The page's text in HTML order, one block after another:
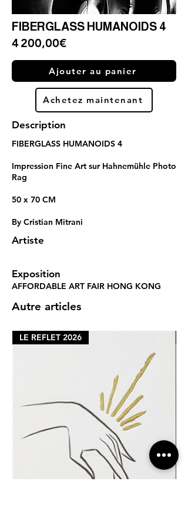
FIBERGLASS HUMANOIDS 4
4 200,00€
Ajouter au panier
Achetez maintenant
Description
FIBERGLASS HUMANOIDS 4
Impression Fine Art sur Hahnemühle Photo
Rag
50 x 70 CM
By Cristian Mitrani
Artiste
Exposition
AFFORDABLE ART FAIR HONG KONG
Autre articles
LE REFLET 2026